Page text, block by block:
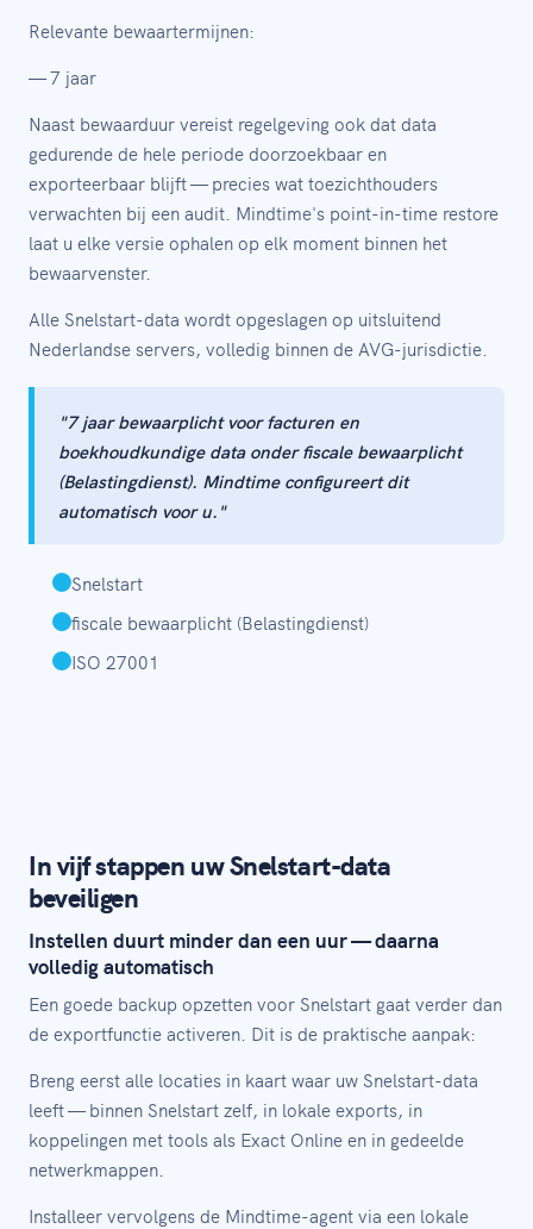
Relevante bewaartermijnen:
— 7 jaar
Naast bewaarduur vereist regelgeving ook dat data
gedurende de hele periode doorzoekbaar en
exporteerbaar blijft — precies wat toezichthouders
verwachten bij een audit. Mindtime's point-in-time restore
laat u elke versie ophalen op elk moment binnen het
bewaarvenster.
Alle Snelstart-data wordt opgeslagen op uitsluitend
Nederlandse servers, volledig binnen de AVG-jurisdictie.
"7 jaar bewaarplicht voor facturen en
boekhoudkundige data onder fiscale bewaarplicht
(Belastingdienst). Mindtime configureert dit
automatisch voor u."
Snelstart
fiscale bewaarplicht (Belastingdienst)
ISO 27001
In vijf stappen uw Snelstart-data
beveiligen
Instellen duurt minder dan een uur — daarna
volledig automatisch
Een goede backup opzetten voor Snelstart gaat verder dan
de exportfunctie activeren. Dit is de praktische aanpak:
Breng eerst alle locaties in kaart waar uw Snelstart-data
leeft — binnen Snelstart zelf, in lokale exports, in
koppelingen met tools als Exact Online en in gedeelde
netwerkmappen.
Installeer vervolgens de Mindtime-agent via een lokale